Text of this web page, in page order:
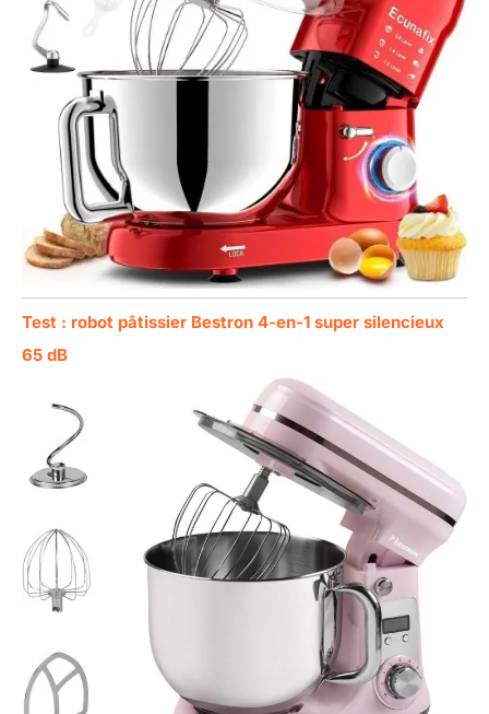
Test : robot pâtissier Bestron 4-en-1 super silencieux
65 dB